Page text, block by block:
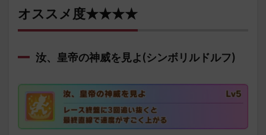
オススメ度★★★★
汝、皇帝の神威を見よ(シンボリルドルフ)